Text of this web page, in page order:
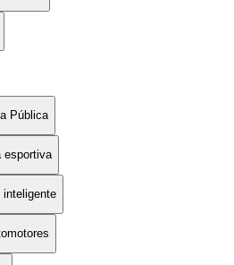
Pública
esportiva
inteligente